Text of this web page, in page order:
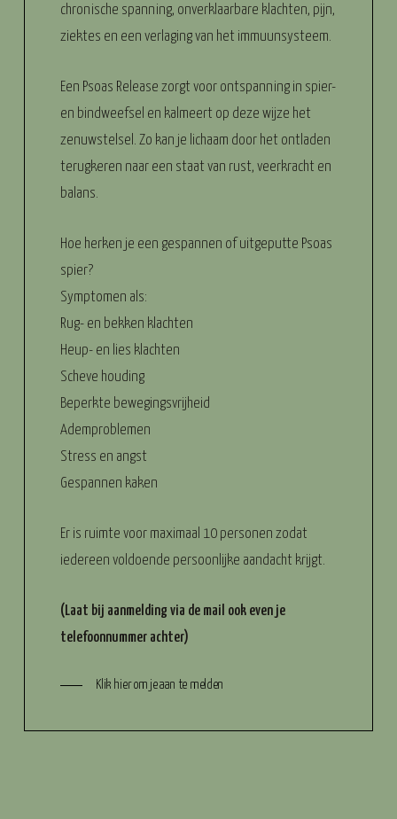
chronische spanning, onverklaarbare klachten, pijn,
ziektes en een verlaging van het immuunsysteem.
Een Psoas Release zorgt voor ontspanning in spier-
en bindweefsel en kalmeert op deze wijze het
zenuwstelsel. Zo kan je lichaam door het ontladen
terugkeren naar een staat van rust, veerkracht en
balans.
Hoe herken je een gespannen of uitgeputte Psoas
spier?
Symptomen als:
Rug- en bekken klachten
Heup- en lies klachten
Scheve houding
Beperkte bewegingsvrijheid
Ademproblemen
Stress en angst
Gespannen kaken
Er is ruimte voor maximaal 10 personen zodat
iedereen voldoende persoonlijke aandacht krijgt.
(Laat bij aanmelding via de mail ook even je
telefoonnummer achter)
Klik hier om je aan te melden